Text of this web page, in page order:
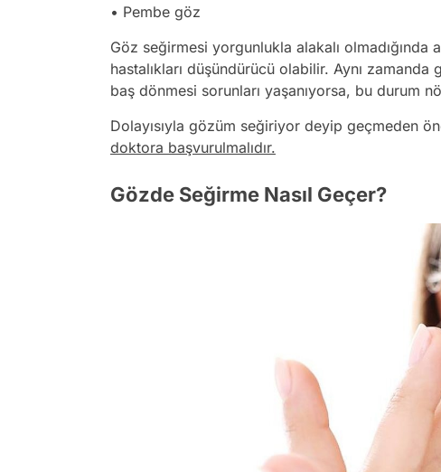
• Pembe göz
Göz seğirmesi yorgunlukla alakalı
hastalıkları düşündürücü olabilir. Aynı
baş dönmesi sorunları yaşanıyorsa, bu durum
Dolayısıyla gözüm seğiriyor deyip geçmeden
doktora başvurulmalıdır.
Gözde Seğirme Nasıl Geçer?